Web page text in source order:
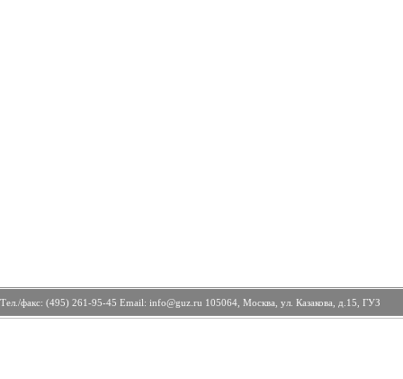
Тел./факс: (495) 261-95-45 Email: info@guz.ru 105064, Москва, ул. Казакова, д.15, ГУЗ